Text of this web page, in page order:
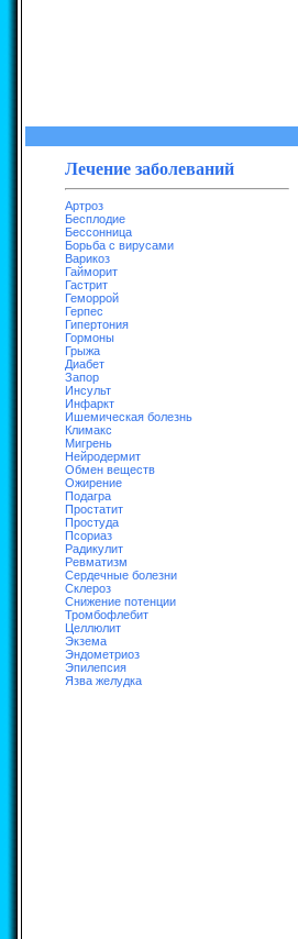
Лечение заболеваний
Артроз
Бесплодие
Бессонница
Борьба с вирусами
Варикоз
Гайморит
Гастрит
Геморрой
Герпес
Гипертония
Гормоны
Грыжа
Диабет
Запор
Инсульт
Инфаркт
Ишемическая болезнь
Климакс
Мигрень
Нейродермит
Обмен веществ
Ожирение
Подагра
Простатит
Простуда
Псориаз
Радикулит
Ревматизм
Сердечные болезни
Склероз
Снижение потенции
Тромбофлебит
Целлюлит
Экзема
Эндометриоз
Эпилепсия
Язва желудка